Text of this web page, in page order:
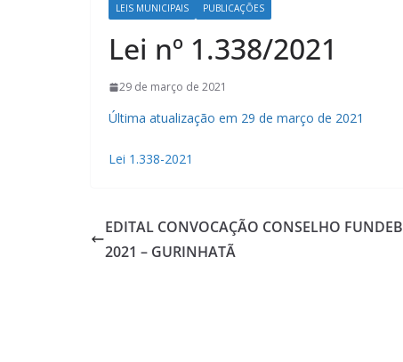
LEIS MUNICIPAIS PUBLICAÇÕES
Lei nº 1.338/2021
29 de março de 2021
Última atualização em 29 de março de 2021
Lei 1.338-2021
EDITAL CONVOCAÇÃO CONSELHO FUNDEB
2021 – GURINHATÃ